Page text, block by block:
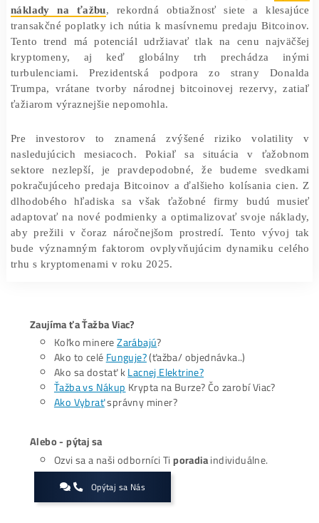
veľkým tlakom. Vyhliadky teda naznačujú, že ťažiari
musieť pokračovať v predaji svojich rezerv, aby prežili.
Záver
náklady na ťažbu, rekordná obtiažnosť siete a
transakčné poplatky ich nútia k masívnemu predaju
Tento trend má potenciál udržiavať tlak na cenu
kryptomeny, aj keď globálny trh prechádza
turbulenciami. Prezidentská podpora zo strany
Trumpa, vrátane tvorby národnej bitcoinovej rezervy,
ťažiarom výraznejšie nepomohla.
sektore nezlepší, je pravdepodobné, že budeme
pokračujúceho predaja Bitcoinov a ďalšieho kolísania
dlhodobého hľadiska sa však ťažobné firmy budú
adaptovať na nové podmienky a optimalizovať svoje
aby prežili v čoraz náročnejšom prostredí. Tento
bude významným faktorom ovplyvňujúcim dynamiku
Zaujíma ťa Ťažba Viac?
Koľko minereZarábajú